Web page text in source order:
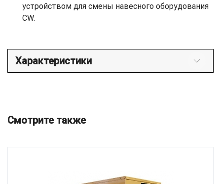
устройством для смены навесного оборудования
CW.
Характеристики
Смотрите также